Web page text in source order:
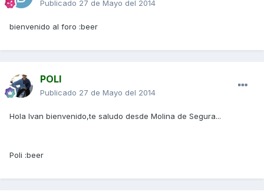
Publicado 27 de Mayo del 2014
bienvenido al foro :beer
POLI
Publicado 27 de Mayo del 2014
Hola Ivan bienvenido,te saludo desde Molina de Segura...
Poli :beer